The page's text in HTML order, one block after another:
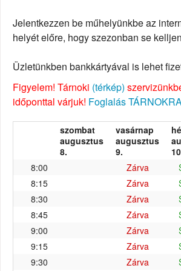
Jelentkezzen be műhelyünkbe az
helyét előre, hogy szezonban se
Üzletünkben bankkártyával is lehet
Figyelem! Tárnoki (térkép)
időponttal várjuk! Foglalás
szombat
augusztus
8.
vasárnap
augusztus
9.
8:00
Zárva
8:15
Zárva
8:30
Zárva
8:45
Zárva
9:00
Zárva
9:15
Zárva
9:30
Zárva